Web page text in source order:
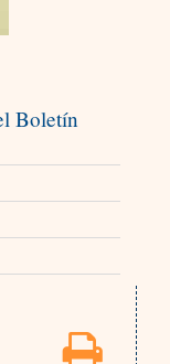
Boletín